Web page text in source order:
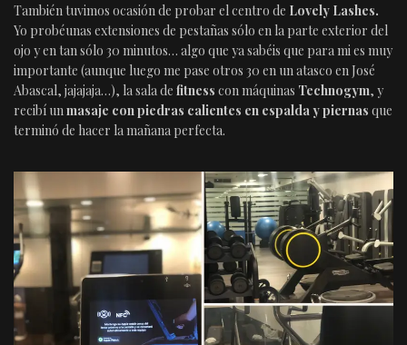
También tuvimos ocasión de probar el centro de Lovely Lashes.
Yo probéunas extensiones de pestañas sólo en la parte exterior del
ojo y en tan sólo 30 minutos… algo que ya sabéis que para mi es muy
importante (aunque luego me pase otros 30 en un atasco en José
Abascal, jajajaja…), la sala de fitness con máquinas Technogym, y
recibí un masaje con piedras calientes en espalda y piernas que
terminó de hacer la mañana perfecta.